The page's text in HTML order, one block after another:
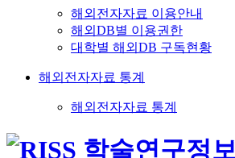
해외전자자료 이용안내
해외DB별 이용권한
대학별 해외DB 구독현황
해외전자자료 통계
해외전자자료 통계